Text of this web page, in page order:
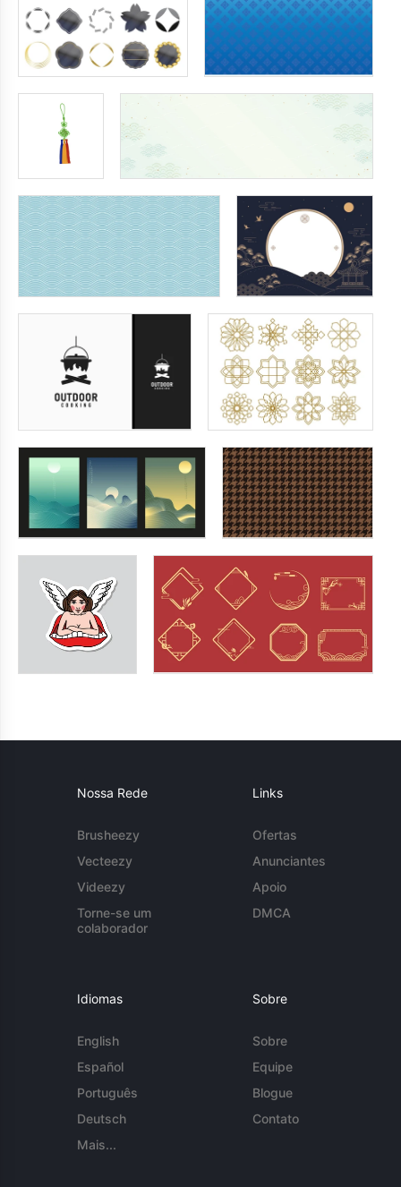
Nossa Rede
Brusheezy
Vecteezy
Videezy
Torne-se um
colaborador
Links
Ofertas
Anunciantes
Apoio
DMCA
Idiomas
English
Español
Português
Deutsch
Mais...
Sobre
Sobre
Equipe
Blogue
Contato